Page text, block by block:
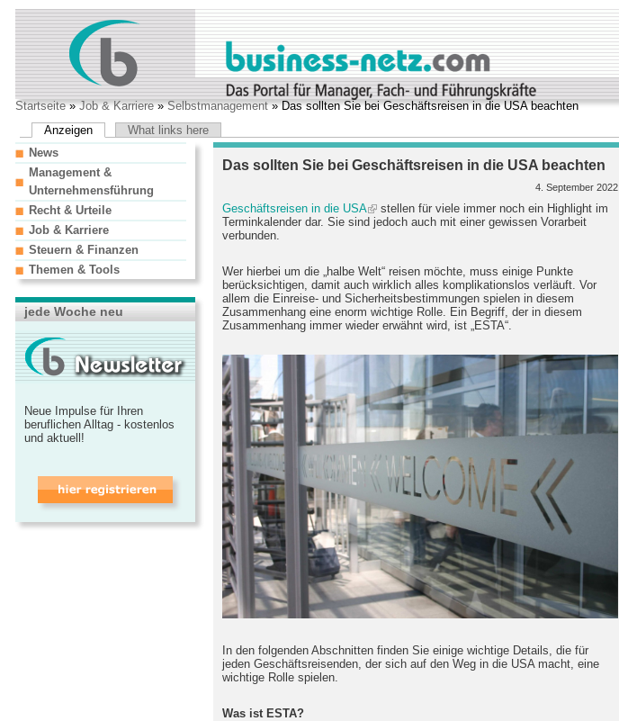
Startseite»Job & Karriere»Selbstmanagement» Das sollten Sie bei Geschäftsreisen in die USA beachten
Anzeigen
What links here
Das sollten Sie bei Geschäftsreisen in die USA beachten
4. September 2022
Geschäftsreisen in die USA
stellen für viele immer noch ein Highlight im
Terminkalender dar. Sie sind jedoch auch mit einer gewissen Vorarbeit
verbunden.
Wer hierbei um die „halbe Welt“ reisen möchte, muss einige Punkte
berücksichtigen, damit auch wirklich alles komplikationslos verläuft. Vor
allem die Einreise- und Sicherheitsbestimmungen spielen in diesem
Zusammenhang eine enorm wichtige Rolle. Ein Begriff, der in diesem
Zusammenhang immer wieder erwähnt wird, ist „ESTA“.
In den folgenden Abschnitten finden Sie einige wichtige Details, die für
jeden Geschäftsreisenden, der sich auf den Weg in die USA macht, eine
wichtige Rolle spielen.
Was ist ESTA?
News
Management &
Unternehmensführung
Recht & Urteile
Job & Karriere
Steuern & Finanzen
Themen & Tools
jede Woche neu
Neue Impulse für Ihren
beruflichen Alltag - kostenlos
und aktuell!